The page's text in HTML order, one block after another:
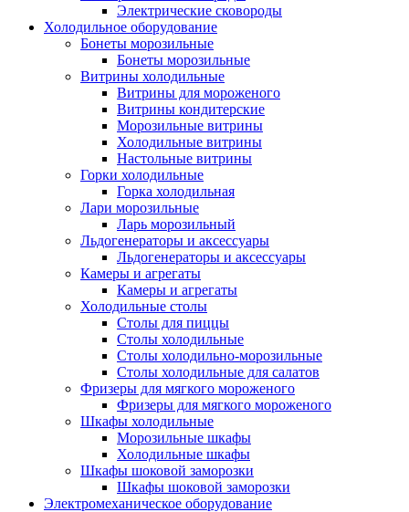
Электрические сковороды
Холодильное оборудование
Бонеты морозильные
Бонеты морозильные
Витрины холодильные
Витрины для мороженого
Витрины кондитерские
Морозильные витрины
Холодильные витрины
Настольные витрины
Горки холодильные
Горка холодильная
Лари морозильные
Ларь морозильный
Льдогенераторы и аксессуары
Льдогенераторы и аксессуары
Камеры и агрегаты
Камеры и агрегаты
Холодильные столы
Столы для пиццы
Столы холодильные
Столы холодильно-морозильные
Столы холодильные для салатов
Фризеры для мягкого мороженого
Фризеры для мягкого мороженого
Шкафы холодильные
Mорозильные шкафы
Холодильные шкафы
Шкафы шоковой заморозки
Шкафы шоковой заморозки
Электромеханическое оборудование